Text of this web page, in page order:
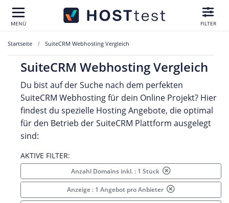
MENÜ FILTER
Startseite SuiteCRM Webhosting Vergleich
SuiteCRM Webhosting Vergleich
Du bist auf der Suche nach dem perfekten
SuiteCRM Webhosting für dein Online Projekt? Hier
findest du spezielle Hosting Angebote, die optimal
für den Betrieb der SuiteCRM Plattform ausgelegt
sind:
AKTIVE FILTER:
Anzahl Domains inkl. : 1 Stück
Anzeige : 1 Angebot pro Anbieter